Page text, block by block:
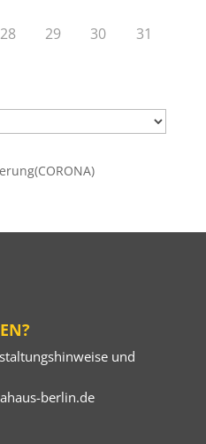
28 29 30 31
und
berlin.de